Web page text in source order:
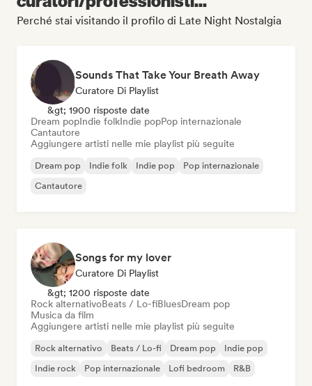
Perché stai visitando il profilo di Late Night Nostalgia
Sounds That Take Your Breath Away
Curatore Di Playlist
&gt; 1900 risposte date
Dream popIndie folkIndie popPop internazionale
Cantautore
Aggiungere artisti nelle mie playlist più seguite
Dream pop Indie folk Indie pop
Pop internazionale
Cantautore
Songs for my lover
Curatore Di Playlist
&gt; 1200 risposte date
Rock alternativoBeats / Lo-fiBluesDream pop
Musica da film
Aggiungere artisti nelle mie playlist più seguite
Rock alternativo Beats / Lo-fi Dream pop
Indie pop
Indie rock
Pop internazionale Lofi bedroom R&B